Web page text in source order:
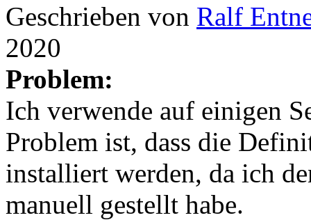
Geschrieben von Ralf
2020
Problem:
Ich verwende auf einigen
Problem ist, dass die
installiert werden, da ich
manuell gestellt habe.